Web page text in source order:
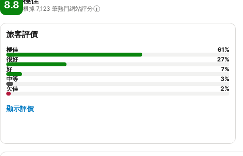
8.8 根據 7,123 筆熱門網站評分
旅客評價
極佳 61%
很好
27%
好
7%
中等
3%
欠佳
2%
顯示評價